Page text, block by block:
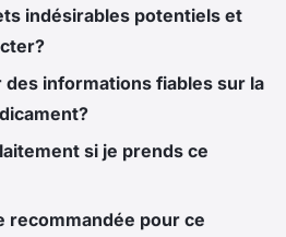
indésirables potentiels et
informations fiables sur la
si je prends ce
recommandée pour ce